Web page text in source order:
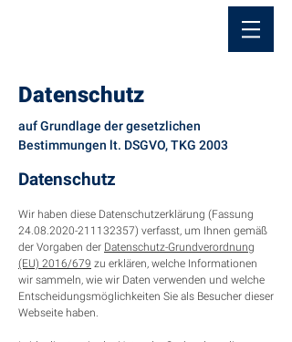
Datenschutz
auf Grundlage der gesetzlichen
Bestimmungen lt. DSGVO, TKG 2003
Datenschutz
Wir haben diese Datenschutzerklärung (Fassung
24.08.2020-211132357) verfasst, um Ihnen gemäß
der Vorgaben der Datenschutz-Grundverordnung
(EU) 2016/679 zu erklären, welche Informationen
wir sammeln, wie wir Daten verwenden und welche
Entscheidungsmöglichkeiten Sie als Besucher dieser
Webseite haben.